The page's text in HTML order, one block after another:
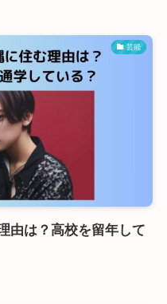
芸能
由は？高校を留年して